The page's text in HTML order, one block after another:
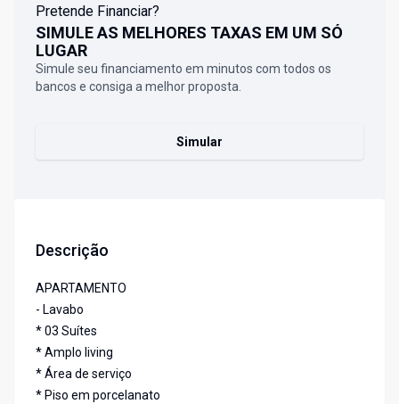
Pretende Financiar?
SIMULE AS MELHORES TAXAS EM UM SÓ
LUGAR
Simule seu financiamento em minutos com todos os
bancos e consiga a melhor proposta.
Simular
Descrição
APARTAMENTO
- Lavabo
* 03 Suítes
* Amplo living
* Área de serviço
* Piso em porcelanato